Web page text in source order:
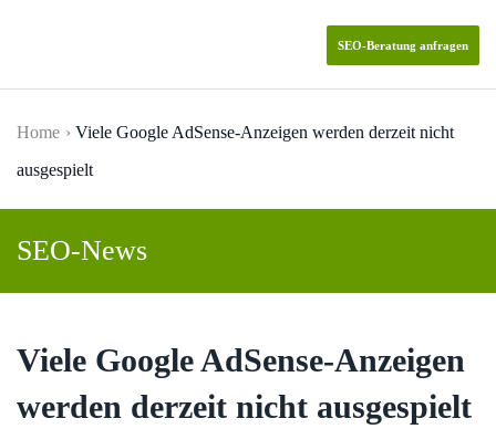
SEO-Beratung anfragen
Home
Viele Google AdSense-Anzeigen werden derzeit nicht
ausgespielt
SEO-News
Viele Google AdSense-Anzeigen
werden derzeit nicht ausgespielt